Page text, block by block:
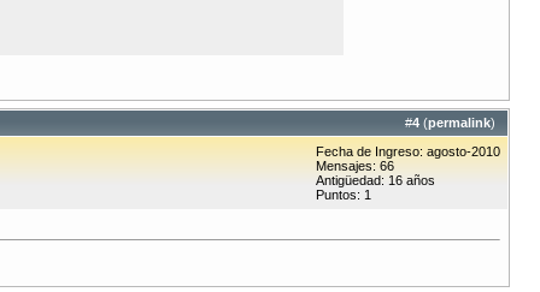
#4 (permalink)
Fecha de Ingreso: agosto-2010
Mensajes: 66
Antigüedad: 16 años
Puntos: 1